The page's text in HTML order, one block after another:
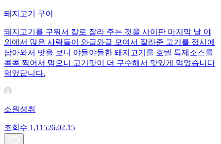
돼지고기 구이
돼지고기를 구워서 칼로 잘라 주는 것을 사이판 마지막 날 야
외에서 많은 사람들이 와글와글 모여서 잘라준 고기를 접시에
담아와서 맛을 보니 야들야들한 돼지고기를 호텔 특제소스를
콕콕 찍어서 먹으니 고기맛이 더 구수해서 맛있게 먹었습니다
먹었답니다.
소원성취
조회수 1,11526.02.15